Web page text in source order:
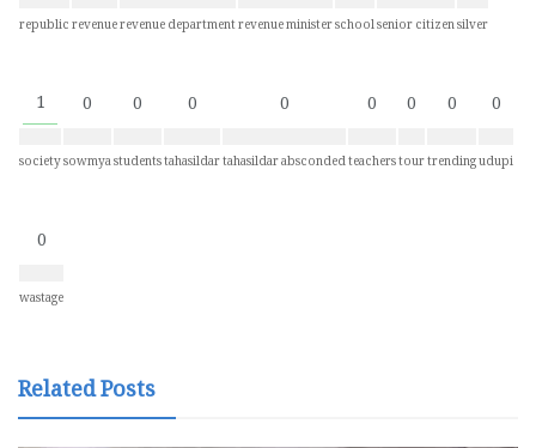
republicrevenuerevenue departmentrevenue ministerschoolsenior citizensilver
1
society
0
sowmya
0
students
0
tahasildar
0
tahasildar absconded
0
teachers
0
tour
0
trending
0
udupi
0
wastage
Related Posts